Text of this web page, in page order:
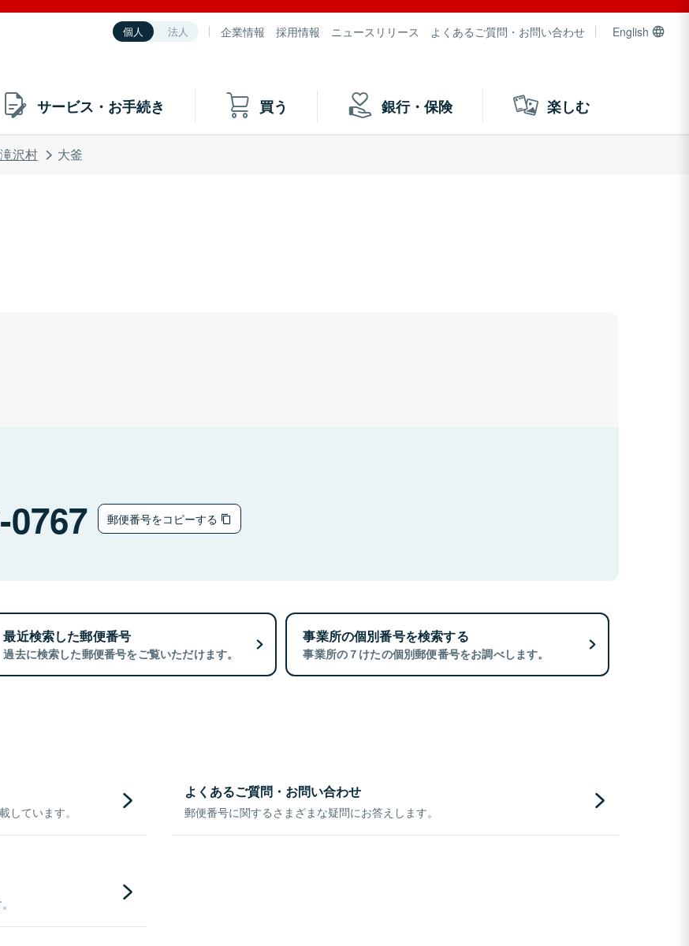
個人 法人 企業情報 採用情報 ニュースリリース よくあるご質問・お問い合わせ English
サービス・お手続き 買う 銀行・保険 楽しむ
沢村 大釜
0767 郵便番号をコピーする
最近検索した郵便番号
過去に検索した郵便番号をご覧いただけます。
事業所の個別番号を検索する
事業所の７けたの個別郵便番号をお調べします。
しています。
よくあるご質問・お問い合わせ
郵便番号に関するさまざまな疑問にお答えします。